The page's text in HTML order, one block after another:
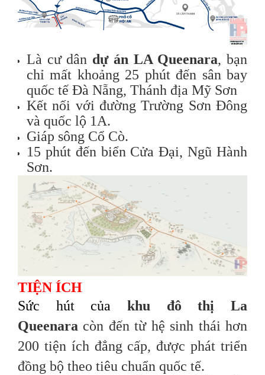
Là cư dân dự án LA Queenara, bạn
chỉ mất khoảng 25 phút đến sân bay
quốc tế Đà Nẵng, Thánh địa Mỹ Sơn
Kết nối với đường Trường Sơn Đông
và quốc lộ 1A.
Giáp sông Cổ Cò.
15 phút đến biển Cửa Đại, Ngũ Hành
Sơn.
TIỆN ÍCH
Sức hút của khu đô thị La
Queenara còn đến từ hệ sinh thái hơn
200 tiện ích đẳng cấp, được phát triển
đồng bộ theo tiêu chuẩn quốc tế.